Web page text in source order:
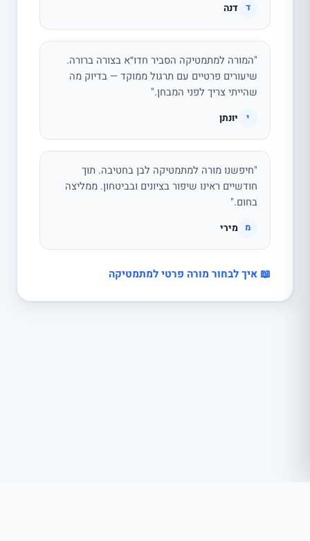
ד דנה
"המורה למתמטיקה הסביר חדו״א בצורה ברורה.
שיעורים פרטיים עם תרגול ממוקד — בדיוק מה
שהייתי צריך לפני המבחן."
י יונתן
"חיפשנו מורה למתמטיקה לבן בחטיבה. תוך
חודשיים ראינו שיפור בציונים ובביטחון. ממליצה
בחום."
מ מירי
📖 איך לבחור מורה פרטי למתמטיקה